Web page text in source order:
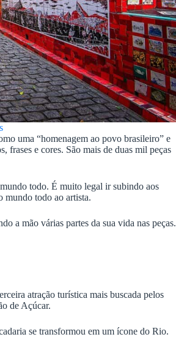
uma “homenagem ao povo brasileiro” e
frases e cores. São mais de duas mil peças
todo. É muito legal ir subindo aos
mundo todo ao artista.
a mão várias partes da sua vida nas peças.
atração turística mais buscada pelos
de Açúcar.
se transformou em um ícone do Rio.